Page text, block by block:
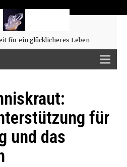
für ein glücklicheres Leben
für
und das